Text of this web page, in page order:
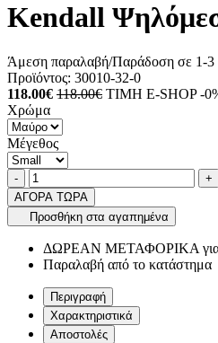
Kendall
Άμεση παραλαβή/Παράδοση σε 1-3
Προϊόντος: 30010-32-0
118.00€ 118.00€ ΤΙΜΗ E-SHOP -
Χρώμα
Μέγεθος
Ποσότητα
-product.increase.quantity +
ΑΓΟΡΑ ΤΩΡΑ
Προσθήκη στα αγαπημένα
ΔΩΡΕΑΝ ΜΕΤΑΦΟΡΙΚΑ για
Παραλαβή από το κατάστημα
Περιγραφή
Χαρακτηριστικά
Αποστολές